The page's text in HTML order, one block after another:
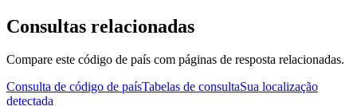
Consultas relacionadas
Compare este código de país com páginas de resposta relacionadas.
Consulta de código de paísTabelas de consultaSua localização
detectada